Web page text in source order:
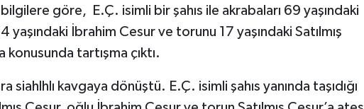
bilgilere göre, E.Ç. isimli bir şahıs ile akrabaları 69 yaşındaki
yaşındaki İbrahim Cesur ve torunu 17 yaşındaki Satılmış
konusunda tartışma çıktı.
siahlhlı kavgaya dönüştü. E.Ç. isimli şahıs yanında taşıdığı